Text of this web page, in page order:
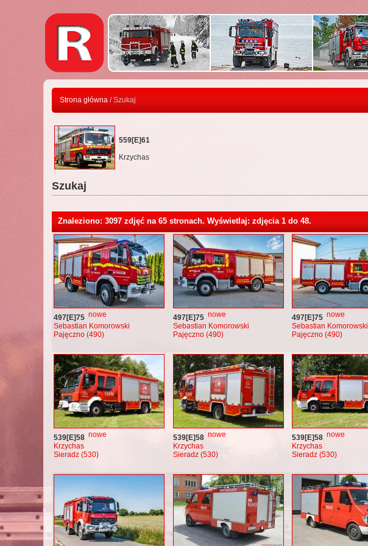
Strona główna / Szukaj
559[E]61
Krzychas
Szukaj
Znaleziono: 3097 zdjęć na 65 stronach. Wyświetlaj: zdjęcia 1 do 48.
497[E]75 nowe
Sebastian Komorowski
Pajęczno (490)
497[E]75 nowe
Sebastian Komorowski
Pajęczno (490)
497[E]75 nowe
Sebastian Komorowski
Pajęczno (490)
539[E]58 nowe
Krzychas
Sieradz (530)
539[E]58 nowe
Krzychas
Sieradz (530)
539[E]58 nowe
Krzychas
Sieradz (530)